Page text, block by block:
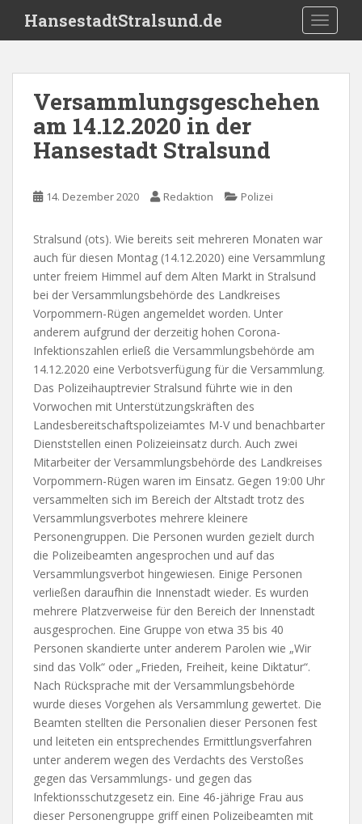
i
HansestadtStralsund.de
Versammlungsgeschehen
am 14.12.2020 in der
Hansestadt Stralsund
14. Dezember 2020 Redaktion Polizei
Stralsund (ots). Wie bereits seit mehreren Monaten war
auch für diesen Montag (14.12.2020) eine Versammlung
unter freiem Himmel auf dem Alten Markt in Stralsund
bei der Versammlungsbehörde des Landkreises
Vorpommern-Rügen angemeldet worden. Unter
anderem aufgrund der derzeitig hohen Corona-
Infektionszahlen erließ die Versammlungsbehörde am
14.12.2020 eine Verbotsverfügung für die Versammlung.
Das Polizeihauptrevier Stralsund führte wie in den
Vorwochen mit Unterstützungskräften des
Landesbereitschaftspolizeiamtes M-V und benachbarter
Dienststellen einen Polizeieinsatz durch. Auch zwei
Mitarbeiter der Versammlungsbehörde des Landkreises
Vorpommern-Rügen waren im Einsatz. Gegen 19:00 Uhr
versammelten sich im Bereich der Altstadt trotz des
Versammlungsverbotes mehrere kleinere
Personengruppen. Die Personen wurden gezielt durch
die Polizeibeamten angesprochen und auf das
Versammlungsverbot hingewiesen. Einige Personen
verließen daraufhin die Innenstadt wieder. Es wurden
mehrere Platzverweise für den Bereich der Innenstadt
ausgesprochen. Eine Gruppe von etwa 35 bis 40
Personen skandierte unter anderem Parolen wie „Wir
sind das Volk“ oder „Frieden, Freiheit, keine Diktatur“.
Nach Rücksprache mit der Versammlungsbehörde
wurde dieses Vorgehen als Versammlung gewertet. Die
Beamten stellten die Personalien dieser Personen fest
und leiteten ein entsprechendes Ermittlungsverfahren
unter anderem wegen des Verdachts des Verstoßes
gegen das Versammlungs- und gegen das
Infektionsschutzgesetz ein. Eine 46-jährige Frau aus
dieser Personengruppe griff einen Polizeibeamten mit